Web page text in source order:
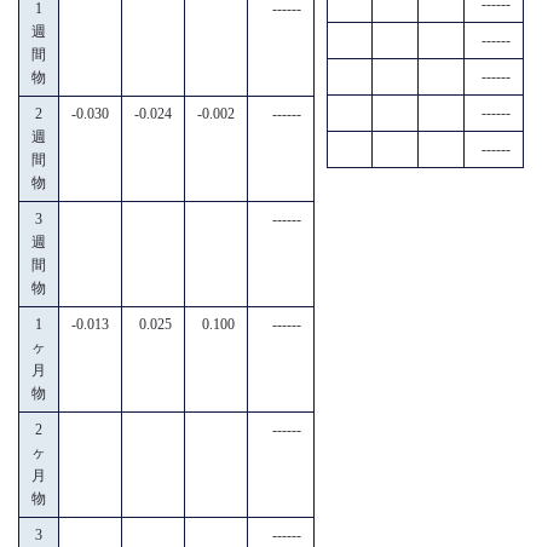
1
週
間
物
------
2
週
間
物
-0.030 -0.024 -0.002 ------
3
週
間
物
------
1
ヶ
月
物
-0.013 0.025 0.100 ------
2
ヶ
月
物
------
3
------
------
------
------
------
------